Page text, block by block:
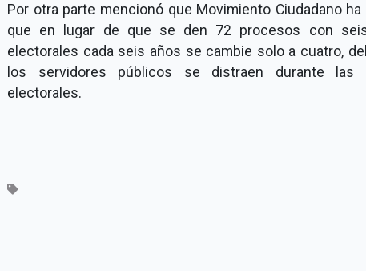
Por otra parte mencionó que Movimiento Ciudadano
que en lugar de que se den 72 procesos con
electorales cada seis años se cambie solo a cuatro,
los servidores públicos se distraen durante las
electorales.